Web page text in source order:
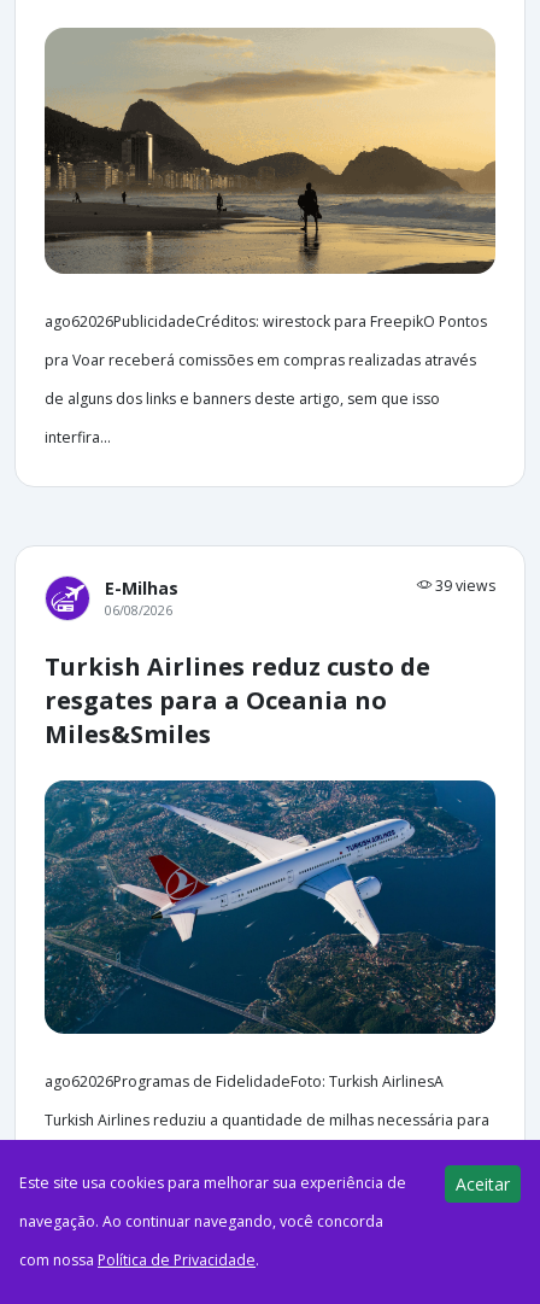
ago62026PublicidadeCréditos: wirestock para FreepikO Pontos
pra Voar receberá comissões em compras realizadas através
de alguns dos links e banners deste artigo, sem que isso
interfira...
E-Milhas 39 views
06/08/2026
Turkish Airlines reduz custo de
resgates para a Oceania no
Miles&Smiles
ago62026Programas de FidelidadeFoto: Turkish AirlinesA
Turkish Airlines reduziu a quantidade de milhas necessária para
programa Miles&Smiles....
Este site usa cookies para melhorar sua experiência de
navegação. Ao continuar navegando, você concorda
com nossa Política de Privacidade.
Aceitar